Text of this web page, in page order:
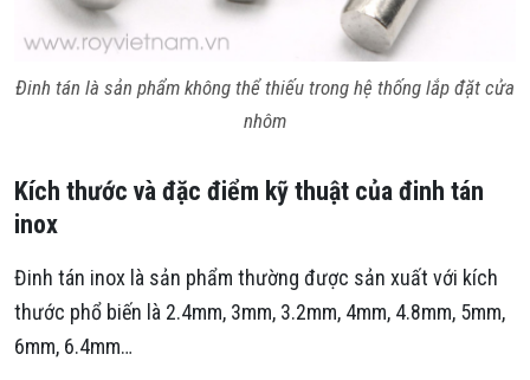
Đinh tán là sản phẩm không thể thiếu trong hệ thống lắp đặt cửa
nhôm
Kích thước và đặc điểm kỹ thuật của đinh tán
inox
Đinh tán inox là sản phẩm thường được sản xuất với kích
thước phổ biến là 2.4mm, 3mm, 3.2mm, 4mm, 4.8mm, 5mm,
6mm, 6.4mm…